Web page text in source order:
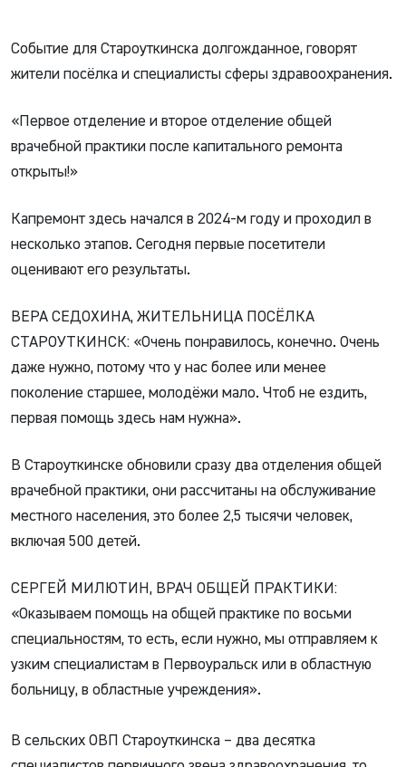
Событие для Староуткинска долгожданное, говорят
жители посёлка и специалисты сферы здравоохранения.
«Первое отделение и второе отделение общей
врачебной практики после капитального ремонта
открыты!»
Капремонт здесь начался в 2024-м году и проходил в
несколько этапов. Сегодня первые посетители
оценивают его результаты.
ВЕРА СЕДОХИНА, ЖИТЕЛЬНИЦА ПОСЁЛКА
СТАРОУТКИНСК: «Очень понравилось, конечно. Очень
даже нужно, потому что у нас более или менее
поколение старшее, молодёжи мало. Чтоб не ездить,
первая помощь здесь нам нужна».
В Староуткинске обновили сразу два отделения общей
врачебной практики, они рассчитаны на обслуживание
местного населения, это более 2,5 тысячи человек,
включая 500 детей.
СЕРГЕЙ МИЛЮТИН, ВРАЧ ОБЩЕЙ ПРАКТИКИ:
«Оказываем помощь на общей практике по восьми
специальностям, то есть, если нужно, мы отправляем к
узким специалистам в Первоуральск или в областную
больницу, в областные учреждения».
В сельских ОВП Староуткинска – два десятка